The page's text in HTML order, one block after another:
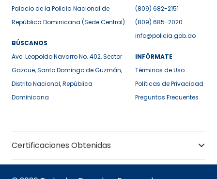
Palacio de la Policía Nacional de
República Dominicana (Sede Central)
BÚSCANOS
Ave. Leopoldo Navarro No. 402, Sector
Gazcue, Santo Domingo de Guzmán,
Distrito Nacional, República
Dominicana
(809) 682-2151
(809) 685-2020
info@policia.gob.do
INFÓRMATE
Términos de Uso
Políticas de Privacidad
Preguntas Frecuentes
Certificaciones Obtenidas